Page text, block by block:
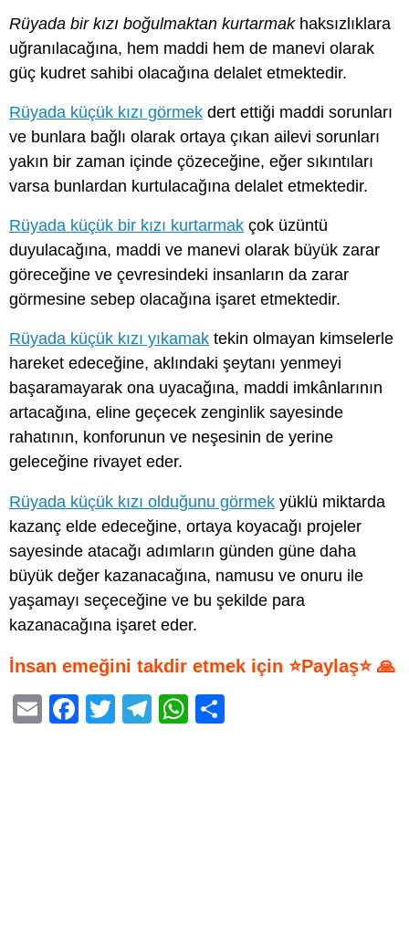
Rüyada bir kızı boğulmaktan kurtarmakhaksızlıklara
uğranılacağına, hem maddi hem de manevi olarak
güç kudret sahibi olacağına delalet etmektedir.
Rüyada küçük kızı görmek dert ettiği maddi sorunları
ve bunlara bağlı olarak ortaya çıkan ailevi sorunları
yakın bir zaman içinde çözeceğine, eğer sıkıntıları
varsa bunlardan kurtulacağına delalet etmektedir.
Rüyada küçük bir kızı kurtarmak çok üzüntü
duyulacağına, maddi ve manevi olarak büyük zarar
göreceğine ve çevresindeki insanların da zarar
görmesine sebep olacağına işaret etmektedir.
Rüyada küçük kızı yıkamak tekin olmayan kimselerle
hareket edeceğine, aklındaki şeytanı yenmeyi
başaramayarak ona uyacağına, maddi imkânlarının
artacağına, eline geçecek zenginlik sayesinde
rahatının, konforunun ve neşesinin de yerine
geleceğine rivayet eder.
Rüyada küçük kızı olduğunu görmek yüklü miktarda
kazanç elde edeceğine, ortaya koyacağı projeler
sayesinde atacağı adımların günden güne daha
büyük değer kazanacağına, namusu ve onuru ile
yaşamayı seçeceğine ve bu şekilde para
kazanacağına işaret eder.
İnsan emeğini takdir etmek için ⭐Paylaş⭐ 🙏
E
F
T
T
W